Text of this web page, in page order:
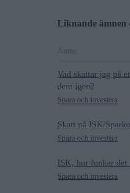
Liknande ämnen
Ämne
Vad skattar jag på
dem igen?
Spara och investera
Skatt på ISK/
Spara och investera
ISK, hur funkar det
Spara och investera